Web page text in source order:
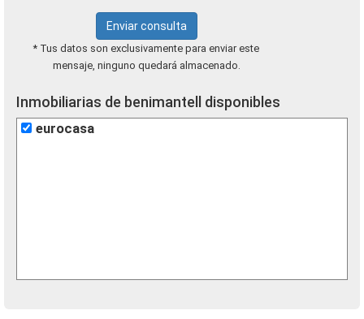
Enviar consulta
* Tus datos son exclusivamente para enviar este
mensaje, ninguno quedará almacenado.
Inmobiliarias de benimantell disponibles
eurocasa